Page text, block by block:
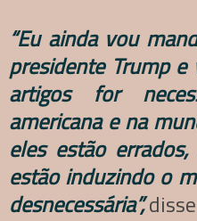
“Eu ainda vou
presidente Trump
artigos for
americana e na
eles estão
estão induzindo o
desnecessária”,